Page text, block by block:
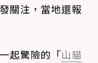
關注，當地還報
起驚險的「山貓